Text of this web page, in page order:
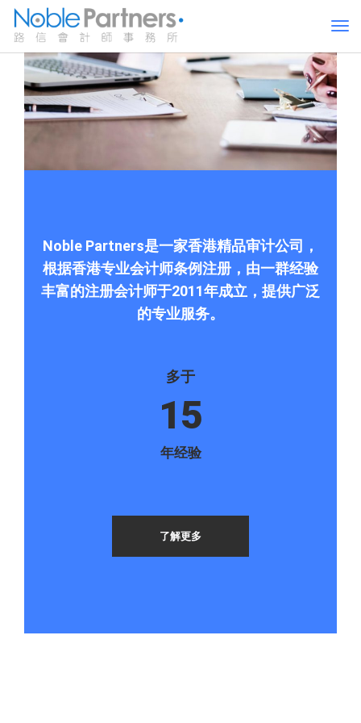
Noble Partners是一家香港精品审计公司，
根据香港专业会计师条例注册，由一群经验
丰富的注册会计师于2011年成立，提供广泛
的专业服务。
多于
15
年经验
了解更多